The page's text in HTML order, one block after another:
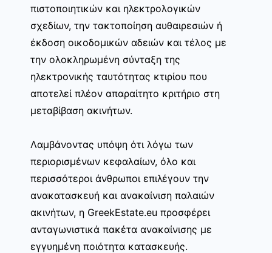
πιστοποιητικών και ηλεκτρολογικών
σχεδίων, την τακτοποίηση αυθαιρεσιών ή
έκδοση οικοδομικών αδειών και τέλος με
την ολοκληρωμένη σύνταξη της
ηλεκτρονικής ταυτότητας κτιρίου που
αποτελεί πλέον απαραίτητο κριτήριο στη
μεταβίβαση ακινήτων.
Λαμβάνοντας υπόψη ότι λόγω των
περιορισμένων κεφαλαίων, όλο και
περισσότεροι άνθρωποι επιλέγουν την
ανακατασκευή και ανακαίνιση παλαιών
ακινήτων, η GreekEstate.eu προσφέρει
ανταγωνιστικά πακέτα ανακαίνισης με
εγγυημένη ποιότητα κατασκευής.